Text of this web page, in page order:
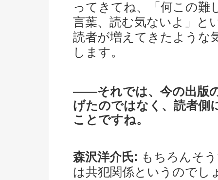
ってきてね、「何この難
言葉、読む気ないよ」と
読者が増えてきたような
します。
――それでは、今の出版
げたのではなく、読者側
ことですね。
森沢洋介氏: もちろんそ
は共犯関係というのでし